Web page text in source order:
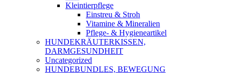
Kleintierpflege
Einstreu & Stroh
Vitamine & Mineralien
Pflege- & Hygieneartikel
HUNDEKRÄUTERKISSEN,
DARMGESUNDHEIT
Uncategorized
HUNDEBUNDLES, BEWEGUNG